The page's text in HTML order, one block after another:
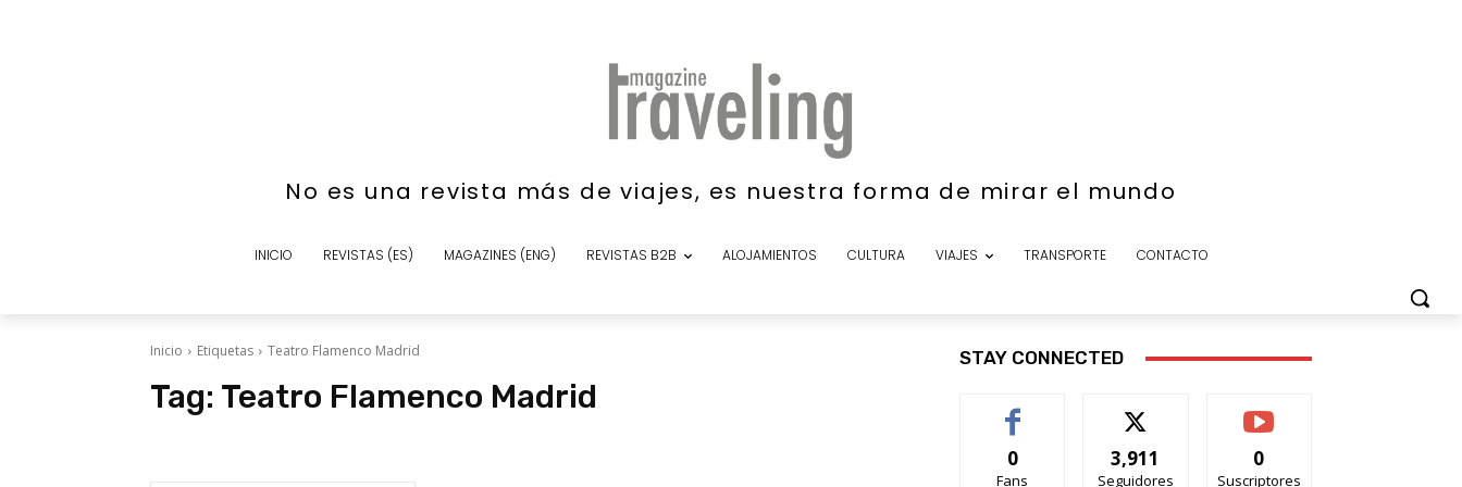
No es una revista más de viajes, es nuestra forma de mirar el mundo
INICIO REVISTAS (ES) MAGAZINES (ENG) REVISTAS B2B ALOJAMIENTOS CULTURA VIAJES TRANSPORTE CONTACTO
Inicio Etiquetas Teatro Flamenco Madrid
Tag: Teatro Flamenco Madrid
STAY CONNECTED
0
Fans
3,911
Seguidores
0
Suscriptores